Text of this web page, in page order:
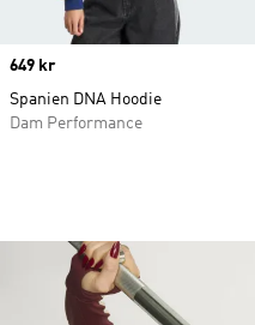
Price
649 kr
Spanien DNA Hoodie
Dam Performance